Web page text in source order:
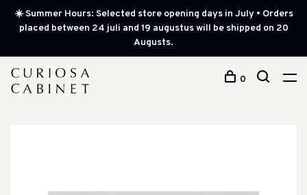
☀️ Summer Hours: Selected store opening days in July • Orders
placed between 24 juli and 19 augustus will be shipped on 20
Augusts.
0